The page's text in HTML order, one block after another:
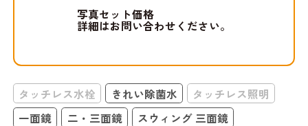
写真セット価格
詳細はお問い合わせください。
タッチレス水栓 きれい除菌水
タッチレス照明
一面鏡
二・三面鏡 スウィング 三面鏡